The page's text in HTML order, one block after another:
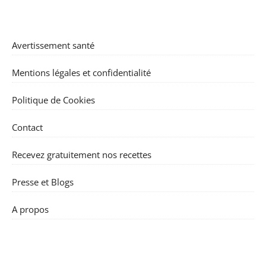
Avertissement santé
Mentions légales et confidentialité
Politique de Cookies
Contact
Recevez gratuitement nos recettes
Presse et Blogs
A propos